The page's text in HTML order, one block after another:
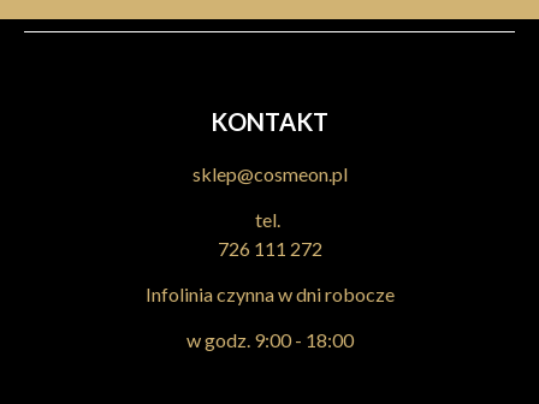
KONTAKT
sklep@cosmeon.pl
tel.
726 111 272
Infolinia czynna w dni robocze
w godz. 9:00 - 18:00